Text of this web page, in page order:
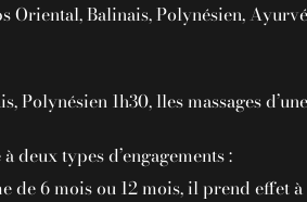
Balinais, Polynésien,
1h30, lles massages
deux types d’engagements :
6 mois ou 12 mois, il prend effet